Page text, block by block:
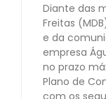
Diante das
Freitas
e da
empresa
no prazo
Plano de
com os